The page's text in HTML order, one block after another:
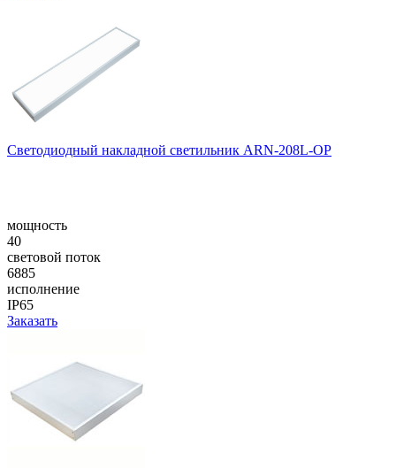
Светодиодный накладной светильник ARN-208L-OP
мощность
40
световой поток
6885
исполнение
IP65
Заказать